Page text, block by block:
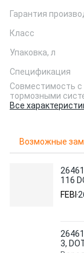
Гарантия
Класс
Упаковка, л
Спецификация
Совместимость с
тормозными
Все
Возможные
116
ISO
FEBI
3,